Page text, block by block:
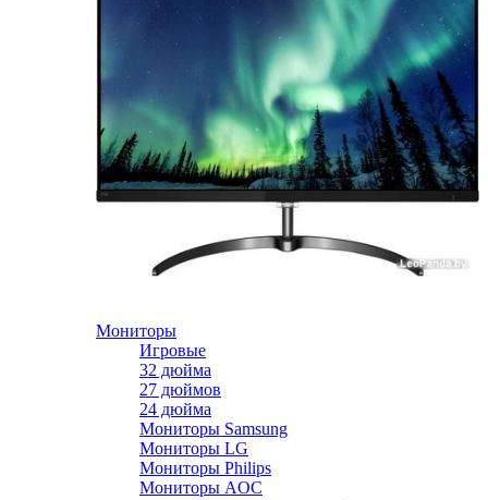
Мониторы
Игровые
32 дюйма
27 дюймов
24 дюйма
Мониторы Samsung
Мониторы LG
Мониторы Philips
Мониторы AOC